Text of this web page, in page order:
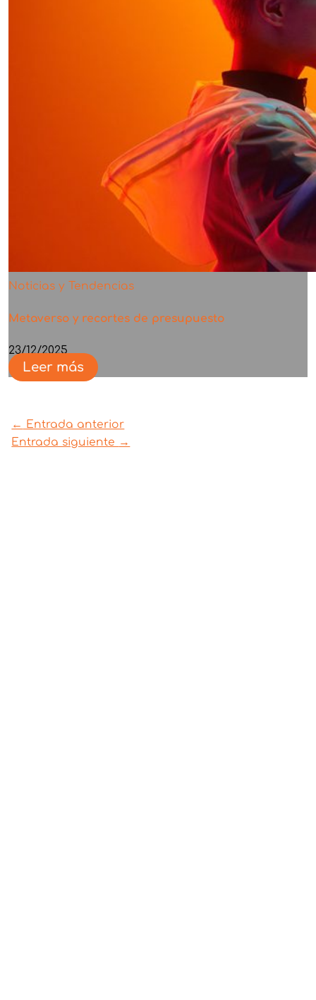
Noticias y Tendencias
Metaverso y recortes de presupuesto
23/12/2025
Leer más
← Entrada anterior
Entrada siguiente →